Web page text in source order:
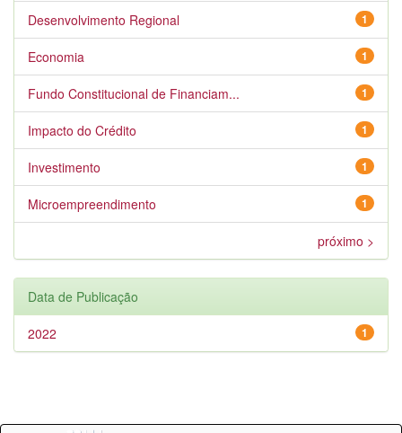
1
Desenvolvimento Regional
1
Economia
1
Fundo Constitucional de Financiam...
1
Impacto do Crédito
1
Investimento
1
Microempreendimento
próximo >
Data de Publicação
1
2022